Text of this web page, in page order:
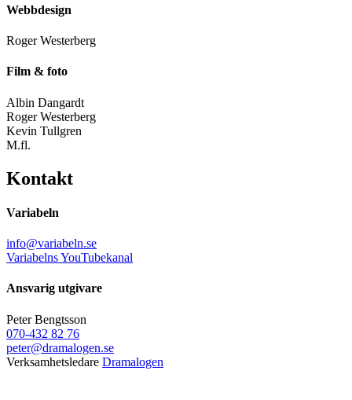
Webbdesign
Roger Westerberg
Film & foto
Albin Dangardt
Roger Westerberg
Kevin Tullgren
M.fl.
Kontakt
Variabeln
info@variabeln.se
Variabelns YouTubekanal
Ansvarig utgivare
Peter Bengtsson
070-432 82 76
peter@dramalogen.se
Verksamhetsledare Dramalogen